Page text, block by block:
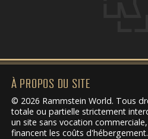
À PROPOS DU SITE
© 2026 Rammstein World. Tous
totale ou partielle strictement
un site sans vocation
financent les coûts d'hébergement.